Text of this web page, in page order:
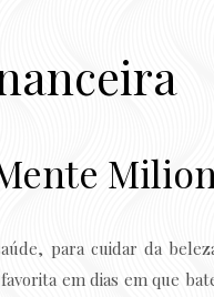
para cuidar da
em dias em que